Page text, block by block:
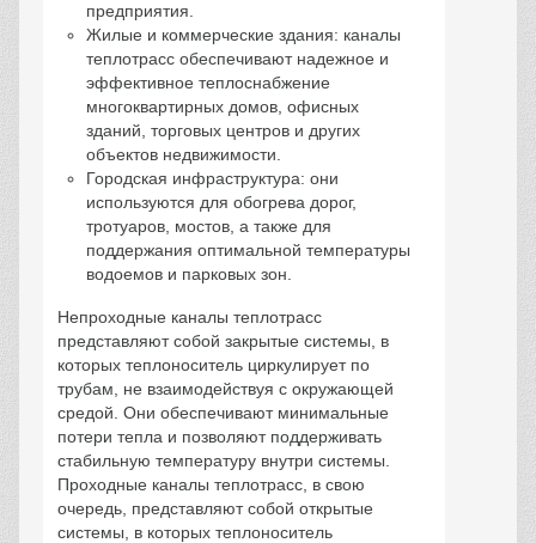
предприятия.
Жилые и коммерческие здания: каналы
теплотрасс обеспечивают надежное и
эффективное теплоснабжение
многоквартирных домов, офисных
зданий, торговых центров и других
объектов недвижимости.
Городская инфраструктура: они
используются для обогрева дорог,
тротуаров, мостов, а также для
поддержания оптимальной температуры
водоемов и парковых зон.
Непроходные каналы теплотрасс
представляют собой закрытые системы, в
которых теплоноситель циркулирует по
трубам, не взаимодействуя с окружающей
средой. Они обеспечивают минимальные
потери тепла и позволяют поддерживать
стабильную температуру внутри системы.
Проходные каналы теплотрасс, в свою
очередь, представляют собой открытые
системы, в которых теплоноситель